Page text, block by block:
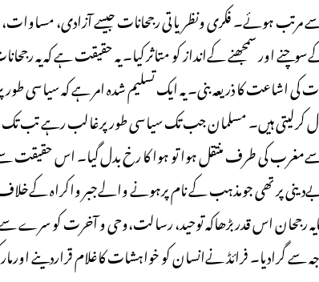
مرتب ہوئے۔ فکری ونظریاتی رجحانات جیسے آزادی،
اور سمجھنے کےانداز کو متاثر کیا۔ یہ حقیقت ہے کہ یہ
اشاعت کا ذریعہ بنی۔ یہ ایک تسلیم شدہ امر ہے کہ سیاسی
کرلیتی ہیں۔ مسلمان جب تک سیاسی طور پرغالب رہے تب
کی طرف منتقل ہوا تو ہوا کا رخ بدل گیا۔ اس حقیقت
پر تھی جومذہب کے نام پرہونے والےجبر واکراہ
اس قدربڑھاکہ توحید، رسالت،وحی و آخرت کو سرے
گرادیا۔ فرائڈ نےانسان کو خواہشات کاغلام قراردینے